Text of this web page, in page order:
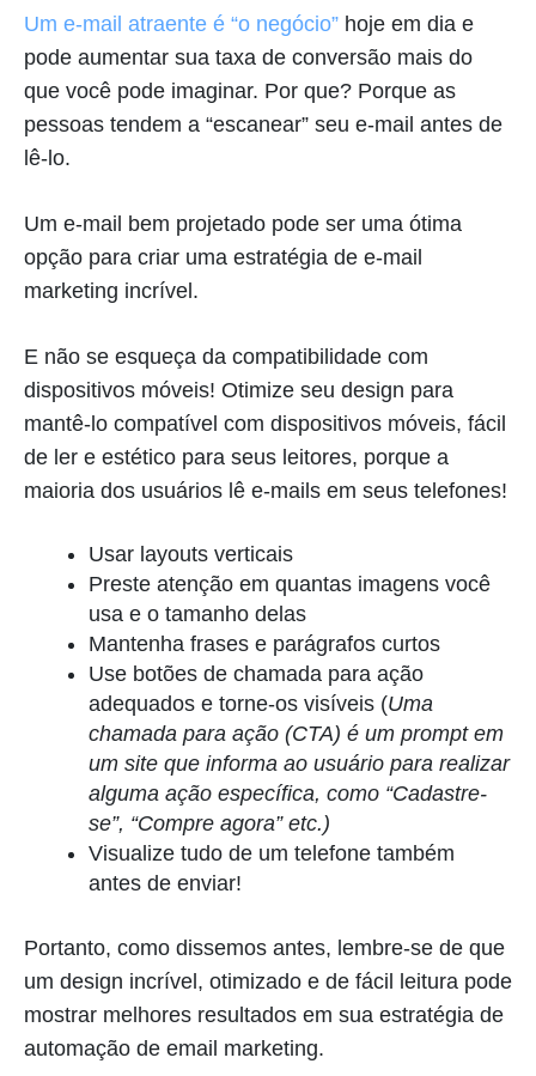
Um e-mail atraente é “o negócio” hoje em dia e
pode aumentar sua taxa de conversão mais do
que você pode imaginar. Por que? Porque as
pessoas tendem a “escanear” seu e-mail antes de
lê-lo.
Um e-mail bem projetado pode ser uma ótima
opção para criar uma estratégia de e-mail
marketing incrível.
E não se esqueça da compatibilidade com
dispositivos móveis! Otimize seu design para
mantê-lo compatível com dispositivos móveis, fácil
de ler e estético para seus leitores, porque a
maioria dos usuários lê e-mails em seus telefones!
Usar layouts verticais
Preste atenção em quantas imagens você
usa e o tamanho delas
Mantenha frases e parágrafos curtos
Use botões de chamada para ação
adequados e torne-os visíveis (Uma
chamada para ação (CTA) é um prompt em
um site que informa ao usuário para realizar
alguma ação específica, como “Cadastre-
se”, “Compre agora” etc.)
Visualize tudo de um telefone também
antes de enviar!
Portanto, como dissemos antes, lembre-se de que
um design incrível, otimizado e de fácil leitura pode
mostrar melhores resultados em sua estratégia de
automação de email marketing.